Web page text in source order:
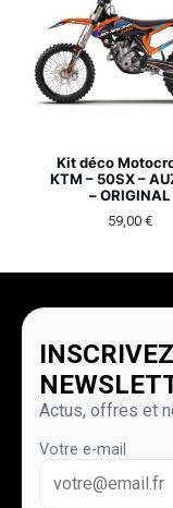
Kit déco
KTM – 50SX –
– ORIGINAL
59,00 €
Actus, offres et
Votre e-mail